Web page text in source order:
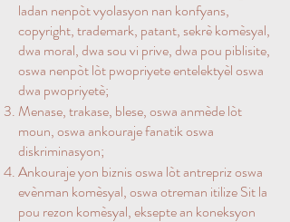
ladan nenpòt vyolasyon nan konfyans,
copyright, trademark, patant, sekrè komèsyal,
dwa moral, dwa sou vi prive, dwa pou piblisite,
oswa nenpòt lòt pwopriyete entelektyèl oswa
dwa pwopriyetè;
Menase, trakase, blese, oswa anmède lòt
moun, oswa ankouraje fanatik oswa
diskriminasyon;
Ankouraje yon biznis oswa lòt antrepriz oswa
evènman komèsyal, oswa otreman itilize Sit la
pou rezon komèsyal, eksepte an koneksyon